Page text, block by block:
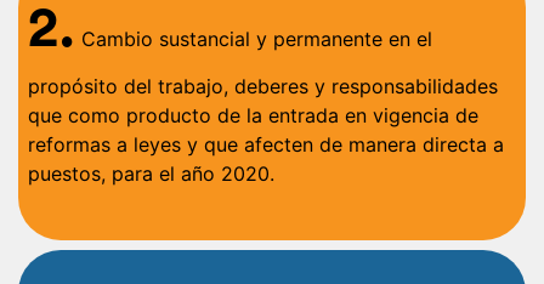
2. Cambio sustancial y permanente en el
propósito del trabajo, deberes y responsabilidades
que como producto de la entrada en vigencia de
reformas a leyes y que afecten de manera directa a
puestos, para el año 2020.